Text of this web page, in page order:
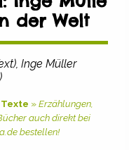
der Welt
Inge Müller
»Erzählungen,
auch direkt bei
bestellen!